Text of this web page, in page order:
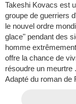
Takeshi Kovacs est
groupe de guerriers
le nouvel ordre
glace" pendant des
homme
offre la chance de
résoudre un meurtre
Adapté du roman de